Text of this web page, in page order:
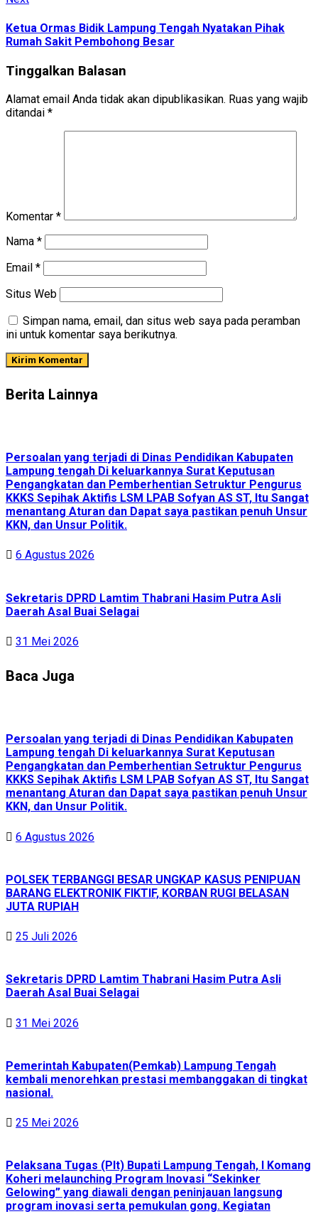
Ketua Ormas Bidik Lampung Tengah Nyatakan Pihak
Rumah Sakit Pembohong Besar
Tinggalkan Balasan
Alamat email Anda tidak akan dipublikasikan. Ruas yang wajib
ditandai *
Komentar *
Nama *
Email *
Situs Web
Simpan nama, email, dan situs web saya pada peramban
ini untuk komentar saya berikutnya.
Berita Lainnya
Persoalan yang terjadi di Dinas Pendidikan Kabupaten
Lampung tengah Di keluarkannya Surat Keputusan
Pengangkatan dan Pemberhentian Setruktur Pengurus
KKKS Sepihak Aktifis LSM LPAB Sofyan AS ST, Itu Sangat
menantang Aturan dan Dapat saya pastikan penuh Unsur
KKN, dan Unsur Politik.
6 Agustus 2026
Sekretaris DPRD Lamtim Thabrani Hasim Putra Asli
Daerah Asal Buai Selagai
31 Mei 2026
Baca Juga
Persoalan yang terjadi di Dinas Pendidikan Kabupaten
Lampung tengah Di keluarkannya Surat Keputusan
Pengangkatan dan Pemberhentian Setruktur Pengurus
KKKS Sepihak Aktifis LSM LPAB Sofyan AS ST, Itu Sangat
menantang Aturan dan Dapat saya pastikan penuh Unsur
KKN, dan Unsur Politik.
6 Agustus 2026
POLSEK TERBANGGI BESAR UNGKAP KASUS PENIPUAN
BARANG ELEKTRONIK FIKTIF, KORBAN RUGI BELASAN
JUTA RUPIAH
25 Juli 2026
Sekretaris DPRD Lamtim Thabrani Hasim Putra Asli
Daerah Asal Buai Selagai
31 Mei 2026
Pemerintah Kabupaten(Pemkab) Lampung Tengah
kembali menorehkan prestasi membanggakan di tingkat
nasional.
25 Mei 2026
Pelaksana Tugas (Plt) Bupati Lampung Tengah, I Komang
Koheri melaunching Program Inovasi “Sekinker
Gelowing” yang diawali dengan peninjauan langsung
program inovasi serta pemukulan gong. Kegiatan